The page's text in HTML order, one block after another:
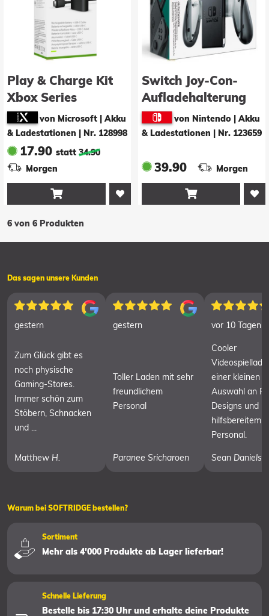
Play & Charge Kit
Xbox Series
von Microsoft | Akku
& Ladestationen
Nr. 128998
17.90 statt 34.90
Morgen

Switch Joy-Con-
Aufladehalterung
von Nintendo | Akku
& Ladestationen
Nr. 123659
39.90 Morgen

6 von 6 Produkten
Das sagen unsere Kunden
gestern
Zum Glück gibt es
noch physische
Gaming-Stores.
Immer schön zum
Stöbern, Schnacken
und ...
Matthew H.
gestern
Toller Laden mit sehr
freundlichem
Personal
Paranee Sricharoen
vor 10 Tagen
Cooler
einer kleinen
Auswahl an
Designs und
hilfsbereitem
Personal.
Sean Daniels
Warum bei SOFTRIDGE bestellen?
Sortiment
Mehr als 4'000 Produkte ab Lager lieferbar!
Schnelle Lieferung
Bestelle bis 17:30 Uhr und erhalte deine Produkte